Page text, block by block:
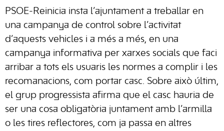
PSOE-Reinicia insta l’ajuntament a treballar en
una campanya de control sobre l’activitat
d’aquests vehicles i a més a més, en una
campanya informativa per xarxes socials que faci
arribar a tots els usuaris les normes a complir i les
recomanacions, com portar casc. Sobre això últim,
el grup progressista afirma que el casc hauria de
ser una cosa obligatòria juntament amb l’armilla
o les tires reflectores, com ja passa en altres